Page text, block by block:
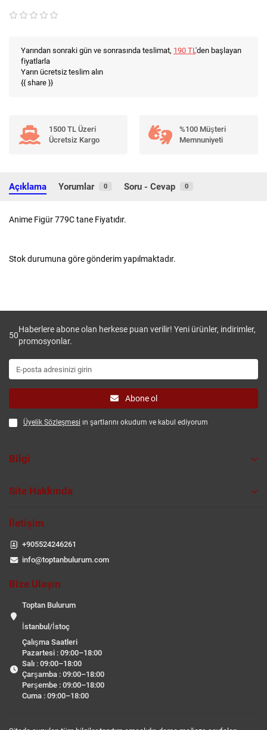
Yarından sonraki gün ve sonrasında teslimat, 190 TL'den başlayan
fiyatlarla
Yarın ücretsiz teslim alın
{{ share }}
1500 TL Üzeri
Ücretsiz Kargo
%100 Müşteri
Memnuniyeti
Açıklama Yorumlar 0 Soru - Cevap 0
Anime Figür 779C tane Fiyatıdır.
Stok durumuna göre gönderim yapılmaktadır.
50
Haberlere abone olan herkese puan verilir! Yeni ürünler, indirimler,
promosyonlar.
Abone ol
Üyelik Sözleşmesi ın şartlarını okudum ve kabul ediyorum
Bilgi
Site Hakkında
İletişim
+905524246261
info@toptanbulurum.com
Bize Ulaşın
Toptan Bulurum
İstanbul/İstoç
Çalışma Saatleri
Pazartesi : 09:00–18:00
Salı : 09:00–18:00
Çarşamba : 09:00–18:00
Perşembe : 09:00–18:00
Cuma : 09:00–18:00